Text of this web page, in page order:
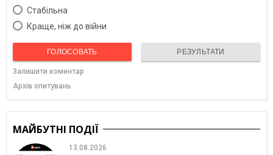
Cтабільна
Краще, ніж до війни
ГОЛОСОВАТЬ РЕЗУЛЬТАТИ
Залишити коментар
Архів опитувань
МАЙБУТНІ ПОДІЇ
13.08.2026